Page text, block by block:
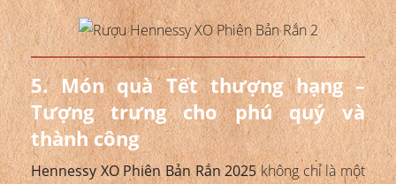
5. Món quà Tết thượng hạng –
Tượng trưng cho phú quý và
thành công
Hennessy XO Phiên Bản Rắn 2025không chỉ là một